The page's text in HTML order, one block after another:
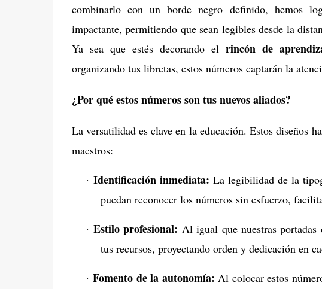
combinarlo con un borde negro definido, hemos
impactante, permitiendo que sean legibles desde la
Ya sea que estés decorando el rincón de
organizando tus libretas, estos números captarán la
¿Por qué estos números son tus nuevos aliados?
La versatilidad es clave en la educación. Estos diseños
maestros:
· Identificación inmediata: La legibilidad de la
puedan reconocer los números sin esfuerzo,
· Estilo profesional: Al igual que nuestras portadas
tus recursos, proyectando orden y dedicación en
· Fomento de la autonomía: Al colocar estos